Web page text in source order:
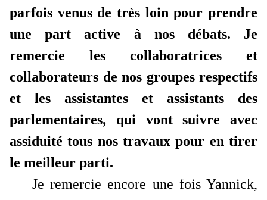
parfois venus de très loin pour prendre
une part active à nos débats. Je
remercie les collaboratrices et
collaborateurs de nos groupes respectifs
et les assistantes et assistants des
parlementaires, qui vont suivre avec
assiduité tous nos travaux pour en tirer
le meilleur parti.
Je remercie encore une fois Yannick,